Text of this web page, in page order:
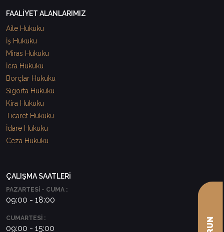
FAALİYET ALANLARIMIZ
Aile Hukuku
İş Hukuku
Miras Hukuku
İcra Hukuku
Borçlar Hukuku
Sigorta Hukuku
Kira Hukuku
Ticaret Hukuku
İdare Hukuku
Ceza Hukuku
ÇALIŞMA SAATLERİ
PAZARTESİ - CUMA :
09:00 - 18:00
CUMARTESİ :
09:00 - 15:00